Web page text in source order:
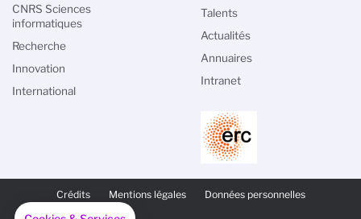
PAGE
SECONDAIRE
Crédits Mentions légales Données personnelles
CNRS Sciences
informatiques
Recherche
Innovation
International
Talents
Actualités
Annuaires
Intranet